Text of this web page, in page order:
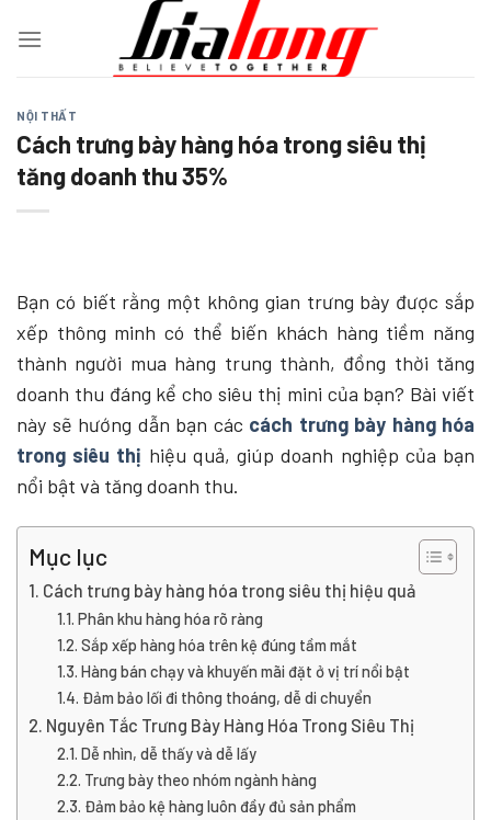
đến
NỘI THẤT
Cách trưng bày hàng hóa trong siêu thị
tăng doanh thu 35%
Bạn có biết rằng một không gian trưng bày được sắp
xếp thông minh có thể biến khách hàng tiềm năng
thành người mua hàng trung thành, đồng thời tăng
doanh thu đáng kể cho siêu thị mini của bạn? Bài viết
này sẽ hướng dẫn bạn các cách trưng bày hàng hóa
trong siêu thị hiệu quả, giúp doanh nghiệp của bạn
nổi bật và tăng doanh thu.
Mục lục
Cách trưng bày hàng hóa trong siêu thị hiệu quả
Phân khu hàng hóa rõ ràng
Sắp xếp hàng hóa trên kệ đúng tầm mắt
Hàng bán chạy và khuyến mãi đặt ở vị trí nổi bật
Đảm bảo lối đi thông thoáng, dễ di chuyển
Nguyên Tắc Trưng Bày Hàng Hóa Trong Siêu Thị
Dễ nhìn, dễ thấy và dễ lấy
Trưng bày theo nhóm ngành hàng
Đảm bảo kệ hàng luôn đầy đủ sản phẩm